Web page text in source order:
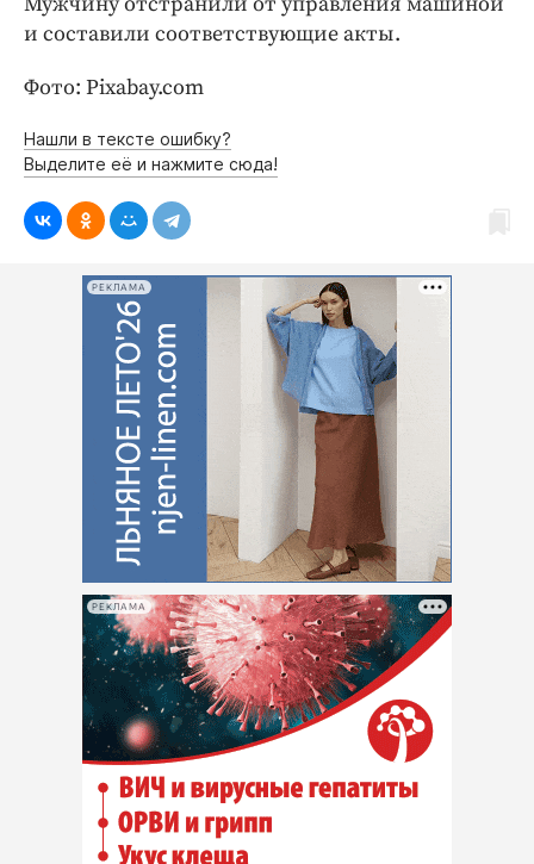
и составили соответствующие акты.
Фото: Pixabay.com
Нашли в тексте ошибку?
Выделите её и нажмите сюда!
РЕКЛАМА
РЕКЛАМА